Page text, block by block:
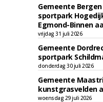
Gemeente
sportpark
Egmond-Binnen
vrijdag 31 juli 2026
Gemeente
sportpark
donderdag 30 juli 2026
Gemeente
kunstgrasvelden
woensdag 29 juli 2026